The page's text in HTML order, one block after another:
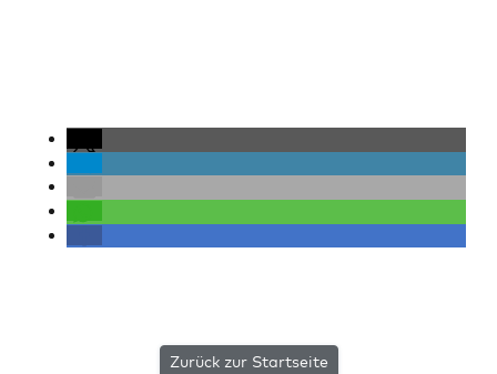
Zurück zur Startseite